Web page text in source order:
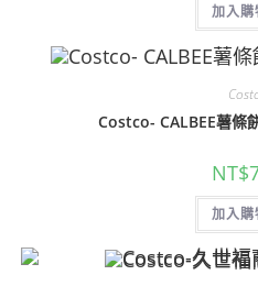
加入購
Costco- CALBEE薯條
NT$
加入購